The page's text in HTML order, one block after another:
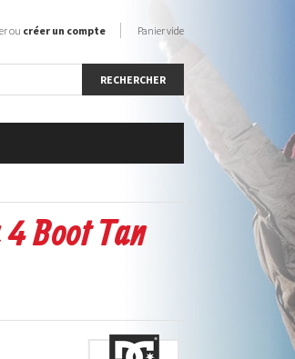
ou créer un compte Panier vide
4 Boot Tan